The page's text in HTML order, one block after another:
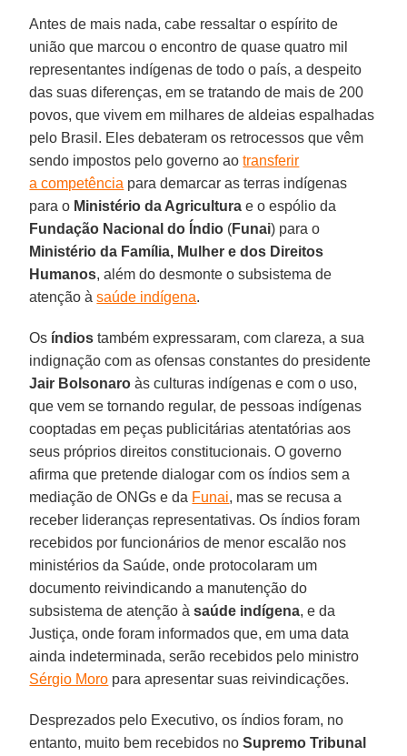
Antes de mais nada, cabe ressaltar o espírito de
união que marcou o encontro de quase quatro mil
representantes indígenas de todo o país, a despeito
das suas diferenças, em se tratando de mais de 200
povos, que vivem em milhares de aldeias espalhadas
pelo Brasil. Eles debateram os retrocessos que vêm
sendo impostos pelo governo aotransferir
a competência para demarcar as terras indígenas
para o Ministério da Agricultura e o espólio da
Fundação Nacional do Índio (Funai) para o
Ministério da Família, Mulher e dos Direitos
Humanos, além do desmonte o subsistema de
atenção àsaúde indígena.
Os índios também expressaram, com clareza, a sua
indignação com as ofensas constantes do presidente
Jair Bolsonaro às culturas indígenas e com o uso,
que vem se tornando regular, de pessoas indígenas
cooptadas em peças publicitárias atentatórias aos
seus próprios direitos constitucionais. O governo
afirma que pretende dialogar com os índios sem a
mediação de ONGs e da Funai, mas se recusa a
receber lideranças representativas. Os índios foram
recebidos por funcionários de menor escalão nos
ministérios da Saúde, onde protocolaram um
documento reivindicando a manutenção do
subsistema de atenção àsaúde indígena, e da
Justiça, onde foram informados que, em uma data
ainda indeterminada, serão recebidos pelo ministro
Sérgio Moro para apresentar suas reivindicações.
Desprezados pelo Executivo, os índios foram, no
entanto, muito bem recebidos noSupremo Tribunal